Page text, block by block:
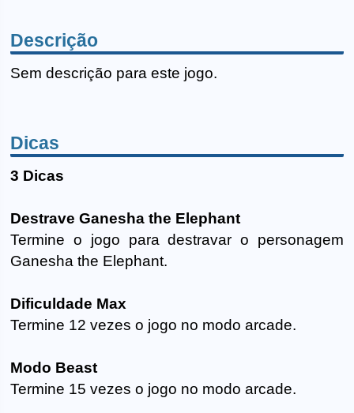
Descrição
Sem descrição para este jogo.
Dicas
3 Dicas
Destrave Ganesha the Elephant
Termine o jogo para destravar o personagem
Ganesha the Elephant.
Dificuldade Max
Termine 12 vezes o jogo no modo arcade.
Modo Beast
Termine 15 vezes o jogo no modo arcade.